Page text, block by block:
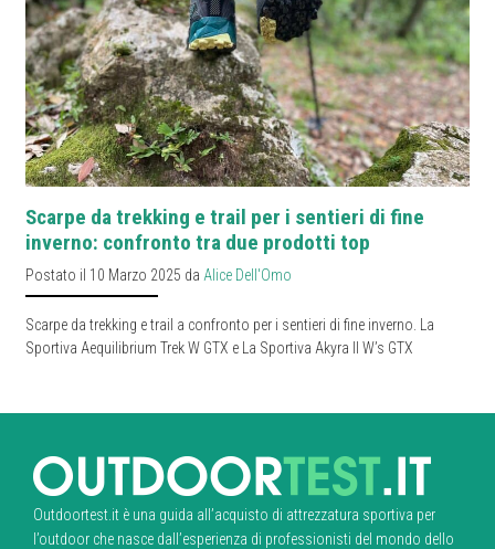
Scarpe da trekking e trail per i sentieri di fine
inverno: confronto tra due prodotti top
Postato il 10 Marzo 2025 da Alice Dell'Omo
Scarpe da trekking e trail a confronto per i sentieri di fine inverno. La
Sportiva Aequilibrium Trek W GTX e La Sportiva Akyra II W’s GTX
Outdoortest.it è una guida all’acquisto di attrezzatura sportiva per
l’outdoor che nasce dall’esperienza di professionisti del mondo dello